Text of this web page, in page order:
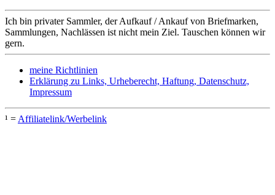
Ich bin privater Sammler, der Aufkauf / Ankauf von Briefmarken,
Sammlungen, Nachlässen ist nicht mein Ziel. Tauschen können wir
gern.
meine Richtlinien
Erklärung zu Links, Urheberecht, Haftung, Datenschutz,
Impressum
¹ = Affiliatelink/Werbelink